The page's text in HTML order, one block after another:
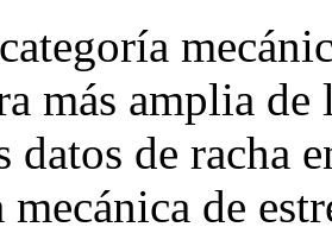
más amplia
datos de racha
de